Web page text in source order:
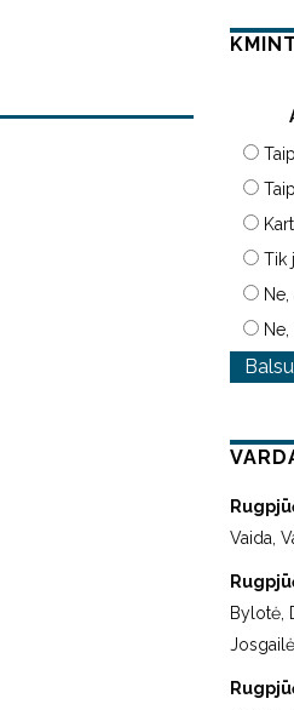
Tik
Vaida,
Bylotė,